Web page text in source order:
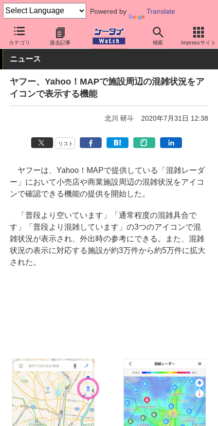
Powered by Translate
カテゴリ 過去記事 検索 Impressサイト
ケータイ Watch アプリ・サービス マップ/ナビ
ニュース
ヤフー、Yahoo！MAPで施設周辺の混雑状況をア
イコンで表示する機能
北川 研斗 2020年7月31日 12:38
リスト
ヤフーは、Yahoo！MAPで提供している「混雑レーダ
ー」において小売店や商業施設周辺の混雑状況をアイコ
ンで確認できる機能の提供を開始した。
「普段より空いています」「通常程度の混雑具合で
す」「普段より混雑しています」の3つのアイコンで混
雑状況が表示され、外出時の参考にできる。また、混雑
状況の表示に対応する施設が約3万件から約5万件に拡大
された。